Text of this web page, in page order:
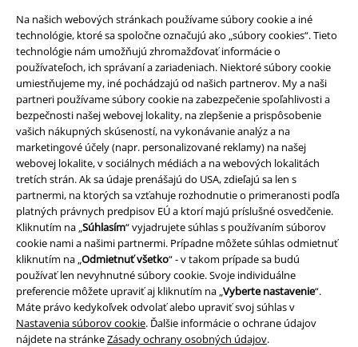
Na našich webových stránkach používame súbory cookie a iné
technológie, ktoré sa spoločne označujú ako „súbory cookies“. Tieto
technológie nám umožňujú zhromažďovať informácie o
používateľoch, ich správaní a zariadeniach. Niektoré súbory cookie
umiestňujeme my, iné pochádzajú od našich partnerov. My a naši
partneri používame súbory cookie na zabezpečenie spoľahlivosti a
bezpečnosti našej webovej lokality, na zlepšenie a prispôsobenie
vašich nákupných skúseností, na vykonávanie analýz a na
marketingové účely (napr. personalizované reklamy) na našej
webovej lokalite, v sociálnych médiách a na webových lokalitách
tretích strán. Ak sa údaje prenášajú do USA, zdieľajú sa len s
partnermi, na ktorých sa vzťahuje rozhodnutie o primeranosti podľa
platných právnych predpisov EÚ a ktorí majú príslušné osvedčenie.
Kliknutím na „Súhlasím“ vyjadrujete súhlas s používaním súborov
cookie nami a našimi partnermi. Prípadne môžete súhlas odmietnuť
kliknutím na „Odmietnuť všetko“ - v takom prípade sa budú
používať len nevyhnutné súbory cookie. Svoje individuálne
preferencie môžete upraviť aj kliknutím na „Vyberte nastavenie“.
Máte právo kedykoľvek odvolať alebo upraviť svoj súhlas v
Nastavenia súborov cookie. Ďalšie informácie o ochrane údajov
nájdete na stránkeZásady ochrany osobných údajov.
Doprava
Nová aplikácia EMP
Stiahnite si novú EMP aplikáciu zdarma a využite všetky nové
funkcie a výhody!
A Warner Music Group Company